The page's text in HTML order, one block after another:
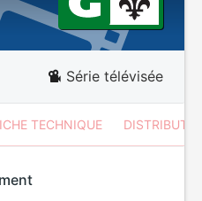
Série télévisée
TECHNIQUE